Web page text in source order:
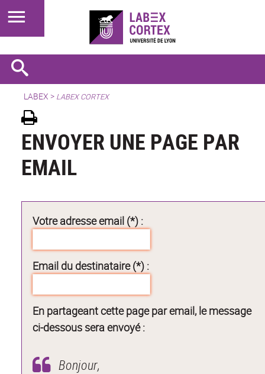
LABEX > LABEX CORTEX
ENVOYER UNE PAGE PAR
EMAIL
Votre adresse email (*) :
Email du destinataire (*) :
En partageant cette page par email, le message
ci-dessous sera envoyé :
Bonjour,